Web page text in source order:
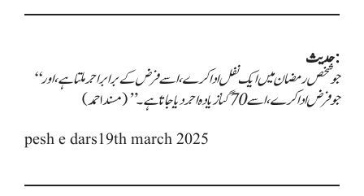
حدیث:
“جو شخص رمضان میں ایک نفل ادا کرے، اسے فرض کے برابر اجر ملتا ہے، اور
جو فرض ادا کرے، اسے 70 گنا زیادہ اجر دیا جاتا ہے۔”
(مسند احمد)
pesh e dars19th march 2025